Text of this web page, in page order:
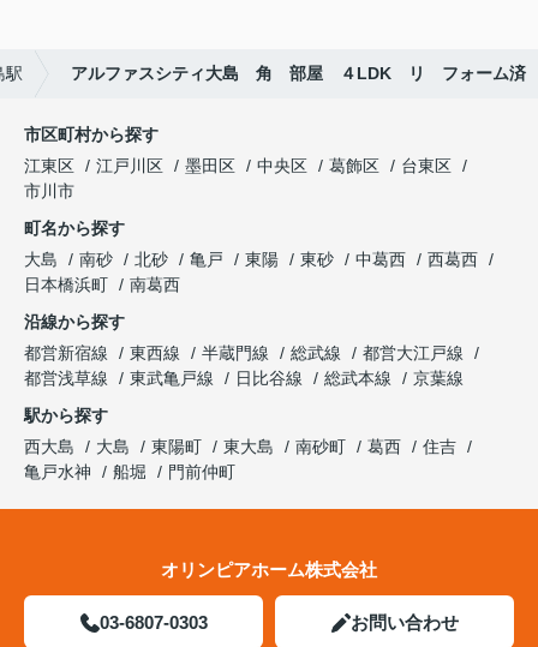
駅 アルファスシティ大島 角 部屋 ４LDK リ フォーム済
市区町村から探す
江東区
江戸川区 墨田区 中央区 葛飾区
台東区
市川市
町名から探す
大島
南砂 北砂 亀戸 東陽 東砂 中葛西
西葛西
日本橋浜町
南葛西
沿線から探す
都営新宿線
東西線 半蔵門線 総武線
都営大江戸線
都営浅草線
東武亀戸線 日比谷線 総武本線
京葉線
駅から探す
西大島
大島 東陽町 東大島 南砂町 葛西
住吉
亀戸水神
船堀 門前仲町
オリンピアホーム株式会社
03-6807-0303 お問い合わせ